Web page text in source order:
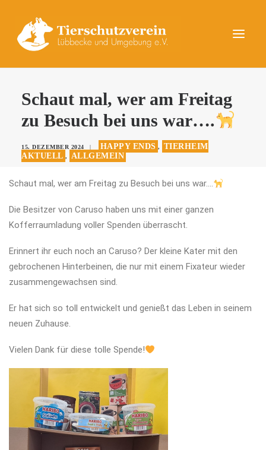
UNSERE TIERE
AKTUELLES
HELFEN
Schaut mal, wer am Freitag
zu Besuch bei uns war….
15. DEZEMBER 2024 | HAPPY ENDS ,
TIERHEIM
AKTUELL , ALLGEMEIN
Schaut mal, wer am Freitag zu Besuch bei uns war….
Die Besitzer von Caruso haben uns mit einer ganzen
Kofferraumladung voller Spenden überrascht.
Erinnert ihr euch noch an Caruso? Der kleine Kater mit den
gebrochenen Hinterbeinen, die nur mit einem Fixateur wieder
zusammengewachsen sind.
Er hat sich so toll entwickelt und genießt das Leben in seinem
neuen Zuhause.
Vielen Dank für diese tolle Spende!